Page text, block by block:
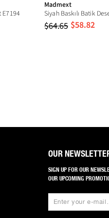
Kuru temizlemeye uygun değildir.
E7194
Madmext
Siyah Baskılı Batik
$58.82
$64.65
OUR
SIGN UP FOR OUR
OUR UPCOMING